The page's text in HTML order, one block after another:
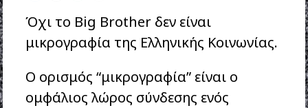
Όχι το Big Brother δεν είναι
μικρογραφία της Ελληνικής Κοινωνίας.
Ο ορισμός “μικρογραφία” είναι ο
ομφάλιος λώρος σύνδεσης ενός